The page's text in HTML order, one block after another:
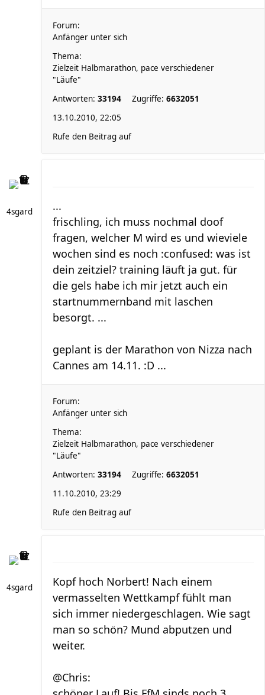
Forum:
Anfänger unter sich
Thema:
Zielzeit Halbmarathon, pace verschiedener
"Läufe"
Antworten: 33194 Zugriffe: 6632051
13.10.2010, 22:05
Rufe den Beitrag auf
4sgard
...
frischling, ich muss nochmal doof
fragen, welcher M wird es und wieviele
wochen sind es noch :confused: was ist
dein zeitziel? training läuft ja gut. für
die gels habe ich mir jetzt auch ein
startnummernband mit laschen
besorgt. ...
geplant is der Marathon von Nizza nach
Cannes am 14.11. :D ...
Forum:
Anfänger unter sich
Thema:
Zielzeit Halbmarathon, pace verschiedener
"Läufe"
Antworten: 33194 Zugriffe: 6632051
11.10.2010, 23:29
Rufe den Beitrag auf
4sgard
Kopf hoch Norbert! Nach einem
vermasselten Wettkampf fühlt man
sich immer niedergeschlagen. Wie sagt
man so schön? Mund abputzen und
weiter.
@Chris: